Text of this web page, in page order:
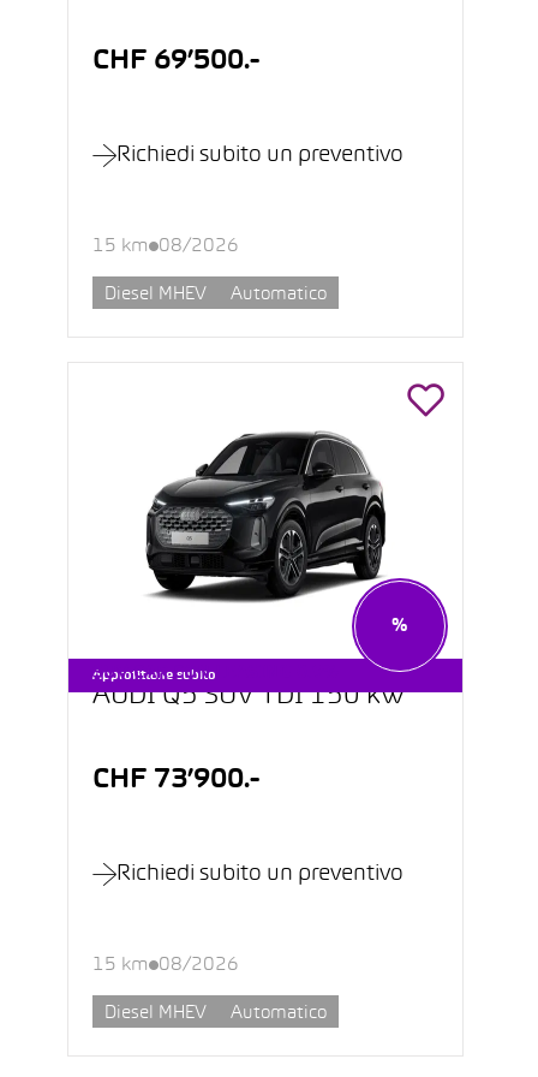
CHF 69’500.-
Richiedi subito un preventivo
15 km 08/2026
Diesel MHEV Automatico
Approfittane subito
%
SUV CAR CON LEASING 0.9%
AUDI Q5 SUV TDI 150 kW
CHF 73’900.-
Richiedi subito un preventivo
15 km 08/2026
Diesel MHEV Automatico